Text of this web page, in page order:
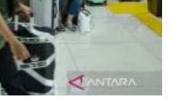
arus balik